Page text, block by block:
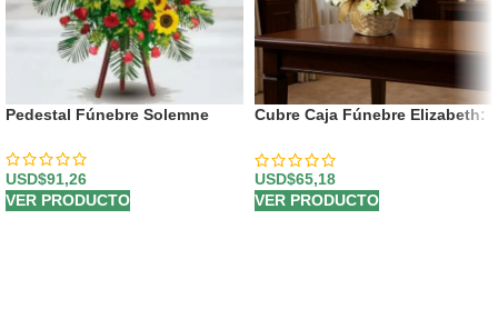
Pedestal Fúnebre Solemne
USD$91,26
VER PRODUCTO
Cubre Caja Fúnebre Elizabeth:
Respeto 🕊️
USD$65,18
VER PRODUCTO